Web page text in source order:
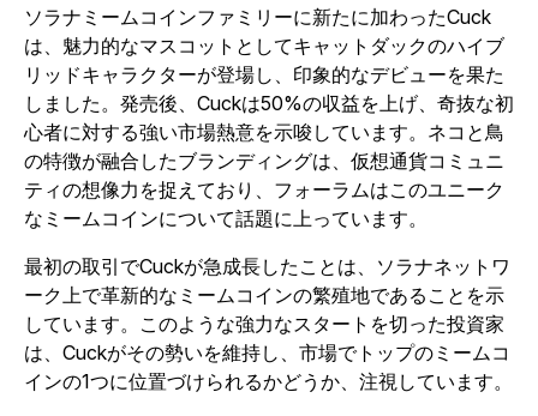
ソラナミームコインファミリーに新たに加わったCuck
は、魅力的なマスコットとしてキャットダックのハイブ
リッドキャラクターが登場し、印象的なデビューを果た
しました。発売後、Cuckは50%の収益を上げ、奇抜な初
心者に対する強い市場熱意を示唆しています。ネコと鳥
の特徴が融合したブランディングは、仮想通貨コミュニ
ティの想像力を捉えており、フォーラムはこのユニーク
なミームコインについて話題に上っています。
最初の取引でCuckが急成長したことは、ソラナネットワ
ーク上で革新的なミームコインの繁殖地であることを示
しています。このような強力なスタートを切った投資家
は、Cuckがその勢いを維持し、市場でトップのミームコ
インの1つに位置づけられるかどうか、注視しています。